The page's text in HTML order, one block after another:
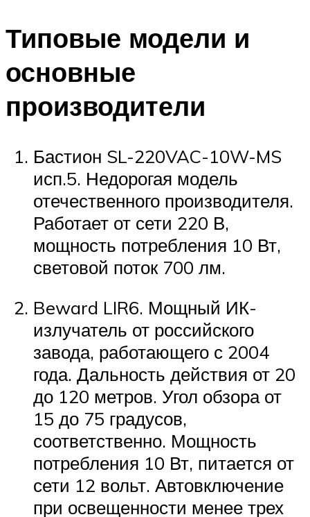
Типовые модели и
основные
производители
Бастион SL-220VAC-10W-MS
исп.5. Недорогая модель
отечественного производителя.
Работает от сети 220 В,
мощность потребления 10 Вт,
световой поток 700 лм.
Beward LIR6. Мощный ИК-
излучатель от российского
завода, работающего с 2004
года. Дальность действия от 20
до 120 метров. Угол обзора от
15 до 75 градусов,
соответственно. Мощность
потребления 10 Вт, питается от
сети 12 вольт. Автовключение
при освещенности менее трех